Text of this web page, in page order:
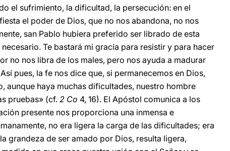
el sufrimiento, la dificultad, la persecución: en el
el poder de Dios, que no nos abandona, no nos
san Pablo hubiera preferido ser librado de esta
Te bastará mi gracia para resistir y para hacer
no nos libra de los males, pero nos ayuda a madurar
pues, la fe nos dice que, si permanecemos en Dios,
aunque haya muchas dificultades, nuestro hombre
pruebas» (cf. 2 Co 4, 16). El Apóstol comunica a los
presente nos proporciona una inmensa e
no era ligera la carga de las dificultades; era
grandeza de ser amado por Dios, resulta ligera,